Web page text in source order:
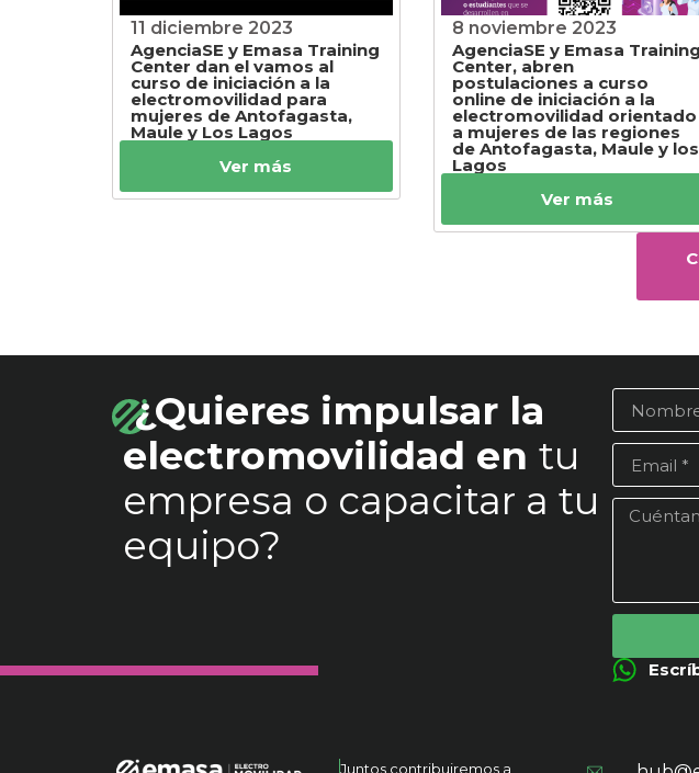
11 diciembre 2023
AgenciaSE y Emasa Training
Center dan el vamos al
curso de iniciación a la
electromovilidad para
mujeres de Antofagasta,
Maule y Los Lagos
Ver más
8 noviembre 2023
AgenciaSE y Emasa Training
Center, abren
postulaciones a curso
online de iniciación a la
electromovilidad orientado
a mujeres de las regiones
de Antofagasta, Maule y los
Lagos
Ver más
¿Quieres impulsar la
electromovilidad entu
empresa o capacitar a tu
equipo?
Juntos contribuiremos a